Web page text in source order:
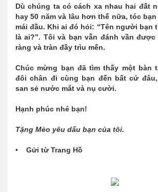
Dù chúng ta có cách xa nhau hai đất
hay 50 năm và lâu hơn thế nữa, tóc
mái đầu. Khi ai đó hỏi: “Tên người bạn
là ai?”. Tôi và bạn vẫn đánh vần
ràng và tràn đầy trìu mến.
Chúc mừng bạn đã tìm thấy một bàn
đôi chân đi cùng bạn đến bất cứ
san sẻ nước mắt và nụ cười.
Hạnh phúc nhé bạn!
Tặng Mèo yêu dấu bạn của tôi.
• Gửi từ Trang Hồ